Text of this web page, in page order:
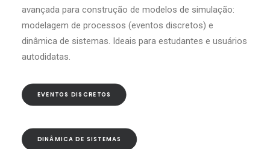
avançada para construção de modelos de simulação:
modelagem de processos (eventos discretos) e
dinâmica de sistemas. Ideais para estudantes e usuários
autodidatas.
EVENTOS DISCRETOS
DINÂMICA DE SISTEMAS